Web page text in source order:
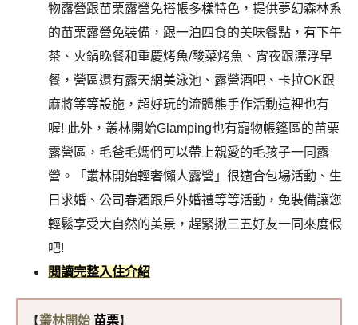
物露營跟苗栗露營免搭帳多樣特色，提供夢幻森林系
的苗栗露營免裝備，跟一泊四食的美味餐點，有下午
茶、火鍋晚餐和重慶烤魚/酸菜烤魚、宵夜跟漂浮早
餐，營區還有露天網美泳池、露營酒吧、卡拉OK跟
麻將等等設施，超好玩的流體熊手作活動這裡也有
喔! 此外，叢林開始Glamping也有寵物帳篷區的苗栗
露營區，毛爸毛媽們可以帶上親愛的毛孩子一同露
營。「叢林開始輕奢懶人露營」很適合包場活動、生
日求婚、公司春酒跟戶外婚禮等等活動，免裝備讓您
輕鬆享受大自然的美景，趕緊揪三五好友一同來度假
吧!
閱讀完整入住介紹
【叢林開始苗栗】